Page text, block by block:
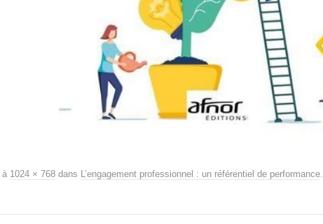
à 1024 × 768 dans L’engagement professionnel : un référentiel de performance.